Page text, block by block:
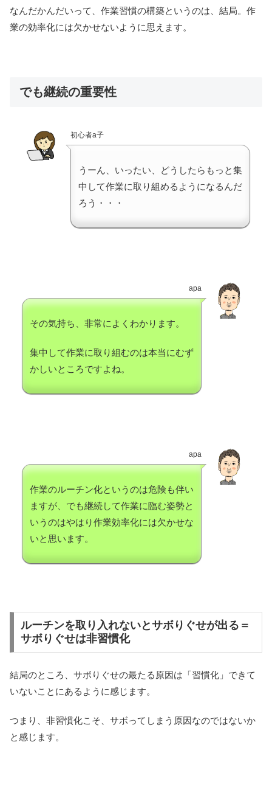
なんだかんだいって、作業習慣の構築というのは、結局。作
業の効率化には欠かせないように思えます。
でも継続の重要性
初心者a子
うーん、いったい、どうしたらもっと集
中して作業に取り組めるようになるんだ
ろう・・・
apa
その気持ち、非常によくわかります。
集中して作業に取り組むのは本当にむず
かしいところですよね。
apa
作業のルーチン化というのは危険も伴い
ますが、でも継続して作業に臨む姿勢と
いうのはやはり作業効率化には欠かせな
いと思います。
ルーチンを取り入れないとサボりぐせが出る＝
サボりぐせは非習慣化
結局のところ、サボりぐせの最たる原因は「習慣化」できて
いないことにあるように感じます。
つまり、非習慣化こそ、サボってしまう原因なのではないか
と感じます。